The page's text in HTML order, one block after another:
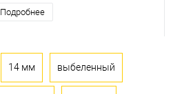
Подробнее
14 мм выбеленный